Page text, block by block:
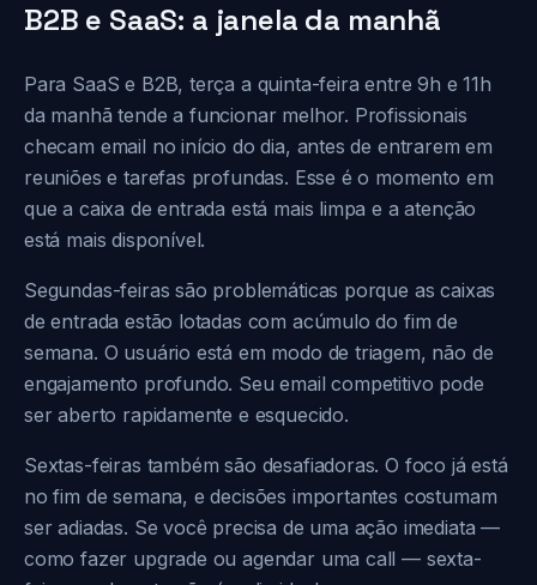
B2B e SaaS: a janela da manhã
Para SaaS e B2B, terça a quinta-feira entre 9h e 11h
da manhã tende a funcionar melhor. Profissionais
checam email no início do dia, antes de entrarem em
reuniões e tarefas profundas. Esse é o momento em
que a caixa de entrada está mais limpa e a atenção
está mais disponível.
Segundas-feiras são problemáticas porque as caixas
de entrada estão lotadas com acúmulo do fim de
semana. O usuário está em modo de triagem, não de
engajamento profundo. Seu email competitivo pode
ser aberto rapidamente e esquecido.
Sextas-feiras também são desafiadoras. O foco já está
no fim de semana, e decisões importantes costumam
ser adiadas. Se você precisa de uma ação imediata —
como fazer upgrade ou agendar uma call — sexta-